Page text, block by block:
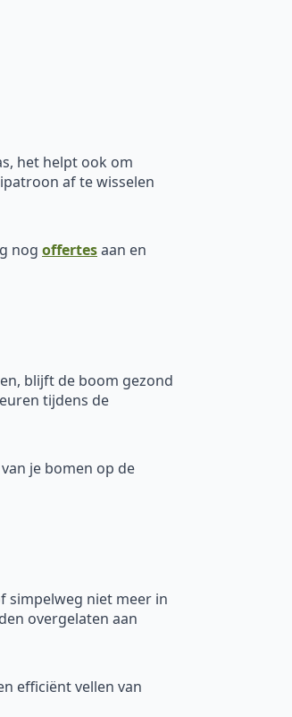
het helpt ook om
af te wisselen
nog offertesaan en
blijft de boom gezond
tijdens de
je bomen op de
simpelweg niet meer in
overgelaten aan
efficiënt vellen van